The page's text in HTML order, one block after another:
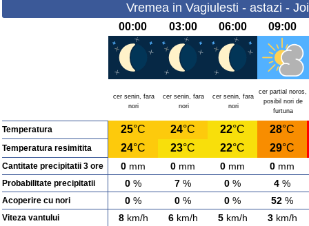
Vremea in Vagiulesti - astazi -
00:00 03:00 06:00 09:00
cer senin, fara
nori
cer senin, fara
nori
cer senin, fara
nori
cer partial noros,
posibil nori de
furtuna
Temperatura 25°C 24°C 22°C 28°C
Temperatura resimitita 24°C 23°C 22°C 29°C
Cantitate precipitatii 3 ore 0 mm 0 mm 0 mm 0 mm
Probabilitate precipitatii 0 % 7 % 0 % 4 %
Acoperire cu nori 0 % 0 % 0 % 52 %
Viteza vantului 8km/h 6km/h 5km/h 3km/h